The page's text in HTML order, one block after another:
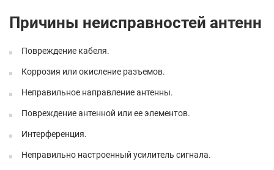
Причины неисправностей антенн
Повреждение кабеля.
Коррозия или окисление разъемов.
Неправильное направление антенны.
Повреждение антенной или ее элементов.
Интерференция.
Неправильно настроенный усилитель сигнала.